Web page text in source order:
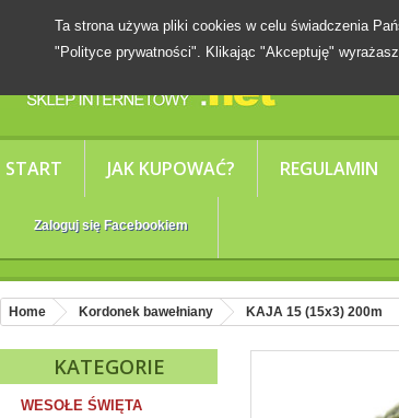
START JAK KUPOWAĆ? REGULAMIN
Zaloguj się Facebookiem
Ta strona używa pliki cookies w celu świadczenia
"Polityce prywatności". Klikając "Akceptuję"
Home Kordonek bawełniany KAJA 15 (15x3) 200m
KATEGORIE
WESOŁE ŚWIĘTA